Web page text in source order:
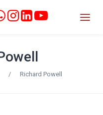
/ Richard Powell